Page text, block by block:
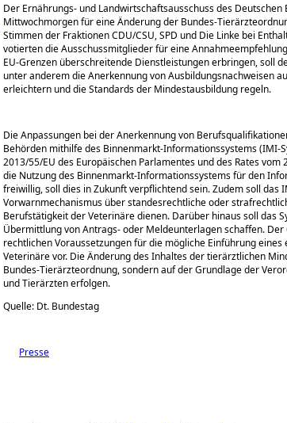
Der Ernährungs- und Landwirtschaftsausschuss des Deutschen
Mittwochmorgen für eine Änderung der Bundes-
Stimmen der Fraktionen CDU/CSU, SPD und Die Linke bei
votierten die Ausschussmitglieder für eine
EU-Grenzen überschreitende Dienstleistungen erbringen, soll
unter anderem die Anerkennung von Ausbildungsnachweisen
erleichtern und die Standards der Mindestausbildung regeln.
Die Anpassungen bei der Anerkennung von
Behörden mithilfe des Binnenmarkt-Informationssystems (IMI-
2013/55/EU des Europäischen Parlamentes und des Rates
die Nutzung des Binnenmarkt-Informationssystems für den
freiwillig, soll dies in Zukunft verpflichtend sein. Zudem soll das
Vorwarnmechanismus über standesrechtliche oder
Berufstätigkeit der Veterinäre dienen. Darüber hinaus soll das
Übermittlung von Antrags- oder Meldeunterlagen schaffen.
rechtlichen Voraussetzungen für die mögliche Einführung
Veterinäre vor. Die Änderung des Inhaltes der tierärztlichen
Bundes-Tierärzteordnung, sondern auf der Grundlage der
und Tierärzten erfolgen.
Quelle: Dt. Bundestag
Presse